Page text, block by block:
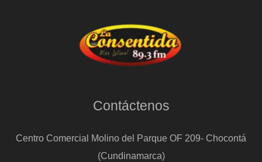
Contáctenos
Centro Comercial Molino del Parque OF 209- Chocontá
(Cundinamarca)